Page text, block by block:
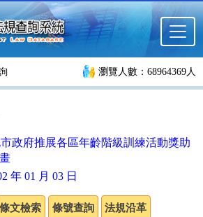
瀏覽人數：68964369人
政府推展各區年齡階級訓練活動獎助
年 01 月 03 日